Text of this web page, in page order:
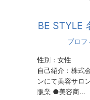
BE STYLE
プロフ
性別： 女性
自己紹介： 株式
ンにて美容サロ
販業 ●美容商...